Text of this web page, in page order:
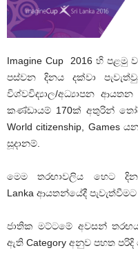
Imagine Cup 2016 හි පළමු
පස්වන දිනය දක්වා
විශ්වවිද්‍යාල/අධ්‍යාපන
කණ්ඩායම් 170ක් අතුරින්
World citizenship, Games
සූදානම්.
මෙම තරඟාවලිය හෙට දින
Lanka ආයතන්යේදී
ජාතික මට්ටමේ අවසන්
ඇති Category අනුව පහත පරිදි